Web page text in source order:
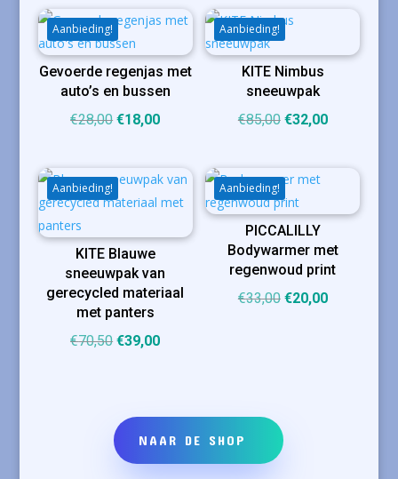
Aanbieding!
Gevoerde regenjas met
auto’s en bussen
€28,00 Oorspronkelijke
€28,00.
€18,00Huidige
€18,00.
Aanbieding!
KITE Nimbus
sneeuwpak
€85,00 Oorspronkelijke
€85,00.
€32,00Huidige
Aanbieding!
KITE Blauwe
sneeuwpak van
gerecycled materiaal
met panters
€70,50 Oorspronkelijke
€39,00Huidige
Aanbieding!
PICCALILLY
Bodywarmer met
regenwoud print
€33,00 Oorspronkelijke
€20,00Huidige
NAAR DE SHOP